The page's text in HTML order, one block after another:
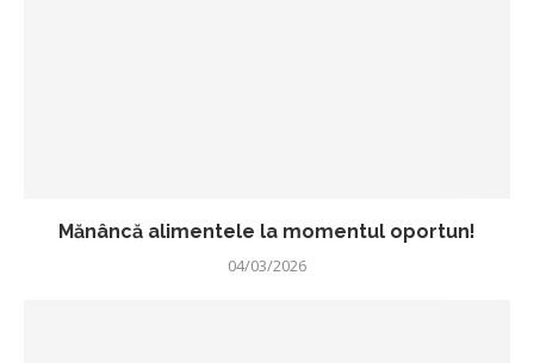
Mănâncă alimentele la momentul oportun!
04/03/2026